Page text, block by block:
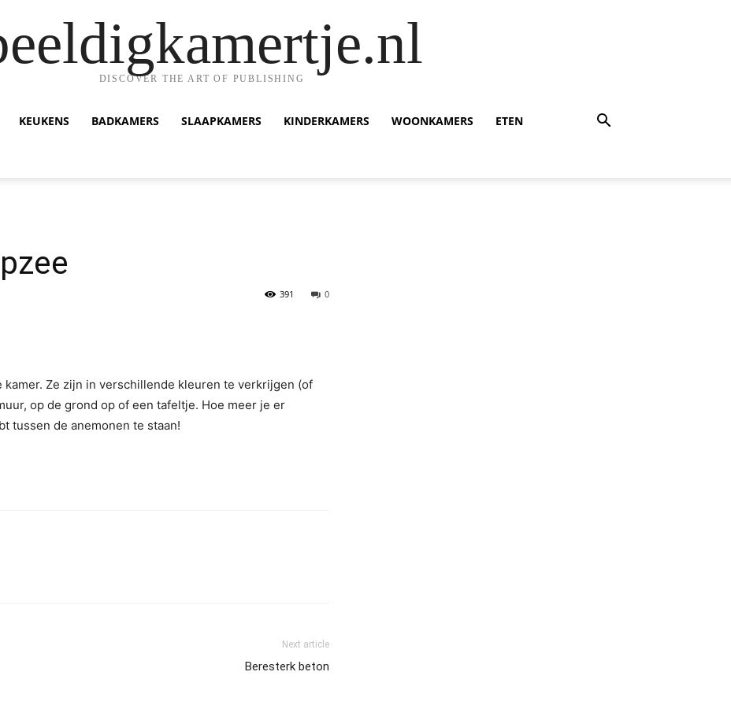
DISCOVER THE ART OF PUBLISHING
KEUKENS BADKAMERS SLAAPKAMERS KINDERKAMERS WOONKAMERS ETEN
0
391
kamer. Ze zijn in verschillende kleuren te verkrijgen (of
op de grond op of een tafeltje. Hoe meer je er
tussen de anemonen te staan!
Next article
Beresterk beton